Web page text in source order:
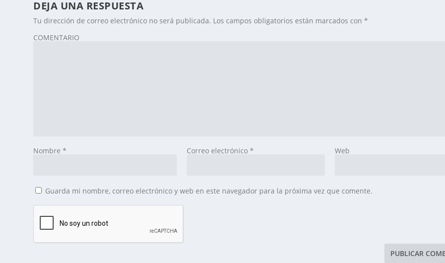
DEJA UNA RESPUESTA
Tu dirección de correo electrónico no será publicada. Los campos obligatorios están marcados con*
COMENTARIO
Nombre* Correo electrónico * Web
Guarda mi nombre, correo electrónico y web en este navegador para la próxima vez que comente.